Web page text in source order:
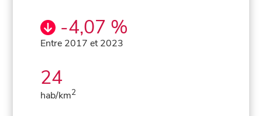
-4,07 %
Entre 2017 et 2023
24
hab/km2